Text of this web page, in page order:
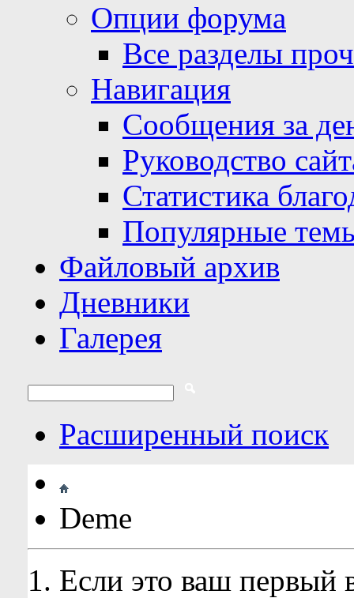
Опции форума
Все разделы
Навигация
Сообщения за
Руководство
Статистика
Популярные
Файловый архив
Дневники
Галерея
Расширенный поиск
Deme
Если это ваш первый